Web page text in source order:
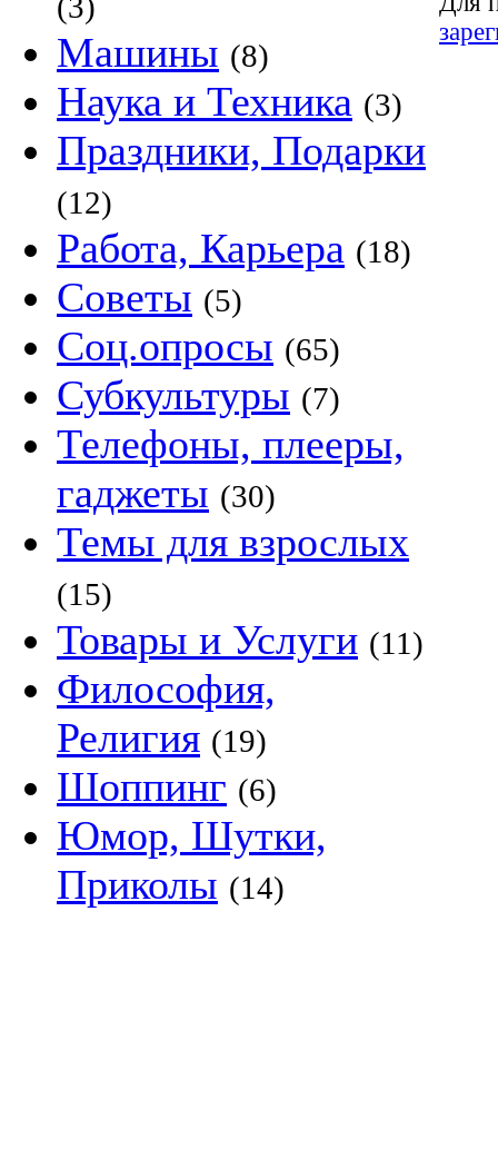
Машины (8)
Наука и Техника (3)
Праздники, Подарки
(12)
Работа, Карьера (18)
Советы (5)
Соц.опросы (65)
Субкультуры (7)
Телефоны, плееры,
гаджеты (30)
Темы для взрослых
(15)
Товары и Услуги (11)
Философия,
Религия (19)
Шоппинг (6)
Юмор, Шутки,
Приколы (14)